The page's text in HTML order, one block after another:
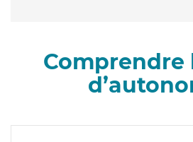
Comprendre